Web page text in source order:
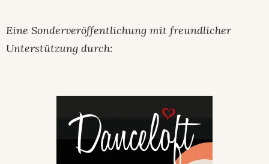
Eine Sonderveröffentlichung mit freundlicher
Unterstützung durch: